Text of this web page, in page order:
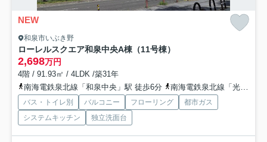
NEW
和泉市いぶき野
ローレルスクエア和泉中央A棟（11号棟）
2,698万円
4階 / 91.93㎡ / 4LDK /築31年
南海電鉄泉北線「和泉中央」駅 徒歩6分
南海電鉄泉北線「光明池」駅 徒歩30分
バス・トイレ別 バルコニー フローリング
都市ガス
システムキッチン
独立洗面台